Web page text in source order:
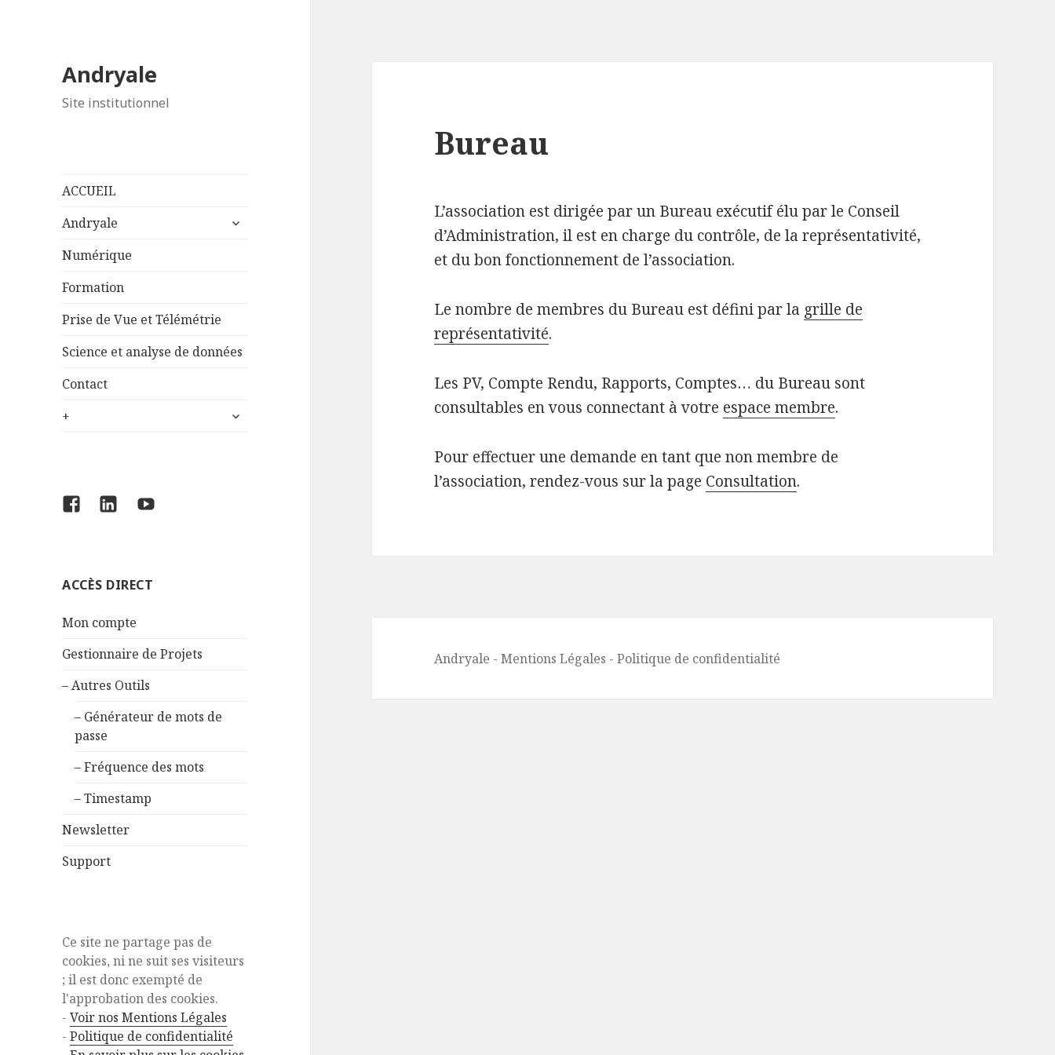
Andryale
Site institutionnel
ACCUEIL
Andryale
ouvrir
Numérique
Formation
Prise de Vue et Télémétrie
Science et analyse de données
Contact
+
ouvrir
FacebookLinkedInYouTube
ACCÈS DIRECT
Mon compte
Gestionnaire de Projets
– Autres Outils
– Générateur de mots de
passe
– Fréquence des mots
– Timestamp
Newsletter
Support
Ce site ne partage pas de
cookies, ni ne suit ses visiteurs
; il est donc exempté de
l'approbation des cookies.
-Voir nos Mentions Légales
-Politique de confidentialité
Bureau
L’association est dirigée par un Bureau exécutif élu par le Conseil
d’Administration, il est en charge du contrôle, de la représentativité,
et du bon fonctionnement de l’association.
Le nombre de membres du Bureau est défini par la grille de
représentativité.
Les PV, Compte Rendu, Rapports, Comptes… du Bureau sont
consultables en vous connectant à votre espace membre.
Pour effectuer une demande en tant que non membre de
l’association, rendez-vous sur la page Consultation.
Andryale -Mentions Légales -Politique de confidentialité